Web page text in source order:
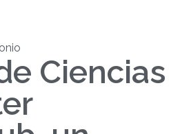
Ciencias